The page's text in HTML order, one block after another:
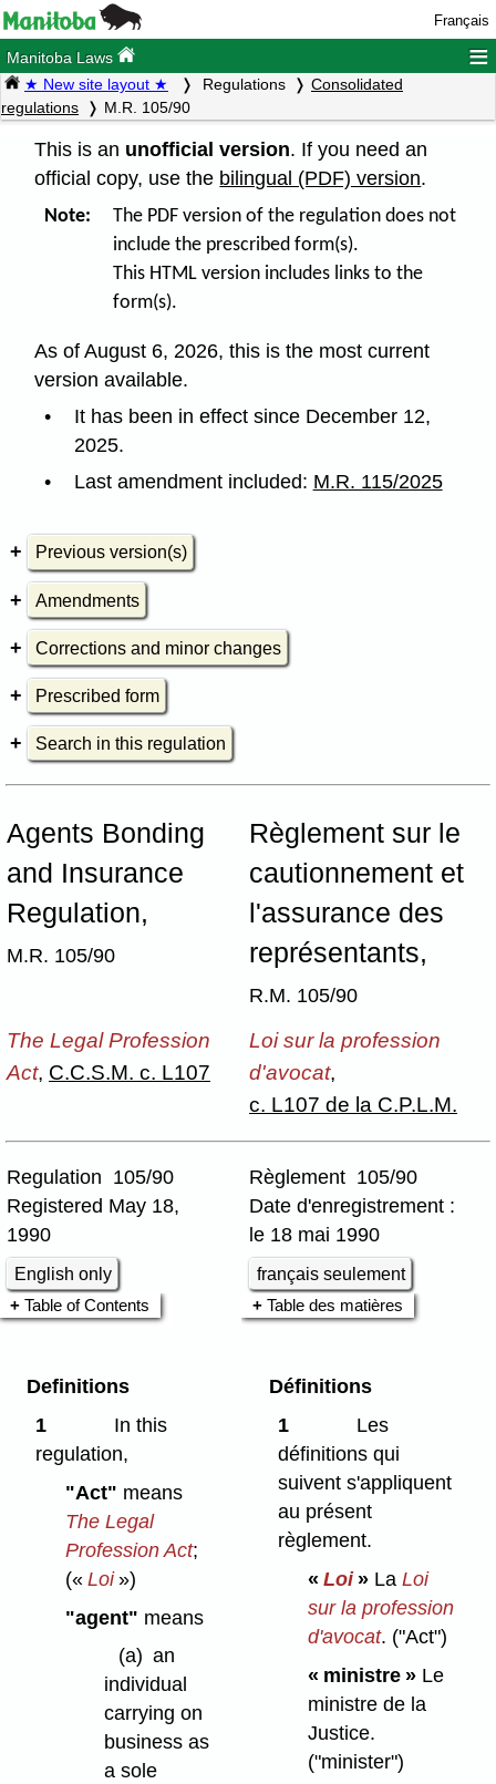
Français
Manitoba Laws ≡
★ New site layout ★ Regulations
Consolidated
regulations
M.R. 105/90
This is an unofficial version. If you need an
official copy, use the bilingual (PDF) version.
Note: The PDF version of the regulation does not
include the prescribed form(s).
This HTML version includes links to the
form(s).
As of August 6, 2026, this is the most current
version available.
It has been in effect since December 12,
2025.
Last amendment included: M.R. 115/2025
Previous version(s)
Amendments
Corrections and minor changes
Prescribed form
Search in this regulation
Agents Bonding
and Insurance
Regulation,
M.R. 105/90
Règlement sur le
cautionnement et
l'assurance des
représentants,
R.M. 105/90
The Legal Profession
Act, C.C.S.M. c. L107
Loi sur la profession
d'avocat,
c. L107 de la C.P.L.M.
Regulation 105/90
Registered May 18,
1990
English only
Règlement 105/90
Date d'enregistrement :
le 18 mai 1990
français seulement
Table of Contents
Table des matières
Definitions
1
In this
regulation,
"Act" means
The Legal
Profession Act;
(« Loi»)
"agent" means
(a) an
individual
carrying on
business as
a sole
Définitions
1
Les
définitions qui
suivent s'appliquent
au présent
règlement.
« Loi»La Loi
sur la profession
d'avocat. ("Act")
« ministre »Le
ministre de la
Justice.
("minister")